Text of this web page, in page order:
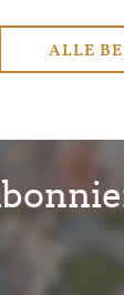
ALLE